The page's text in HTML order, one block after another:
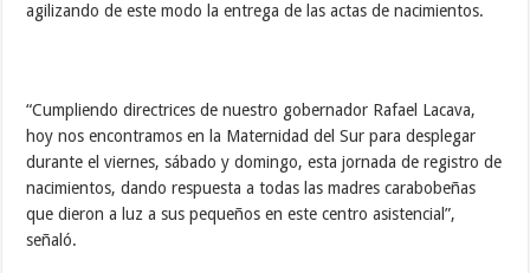
agilizando de este modo la entrega de las actas de nacimientos.
“Cumpliendo directrices de nuestro gobernador Rafael Lacava,
hoy nos encontramos en la Maternidad del Sur para desplegar
durante el viernes, sábado y domingo, esta jornada de registro de
nacimientos, dando respuesta a todas las madres carabobeñas
que dieron a luz a sus pequeños en este centro asistencial”,
señaló.